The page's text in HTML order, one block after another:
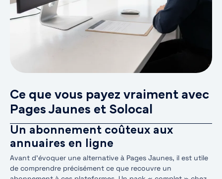
Ce que vous payez vraiment avec
Pages Jaunes et Solocal
Un abonnement coûteux aux
annuaires en ligne
Avant d’évoquer une alternative à Pages Jaunes, il est utile
de comprendre précisément ce que recouvre un